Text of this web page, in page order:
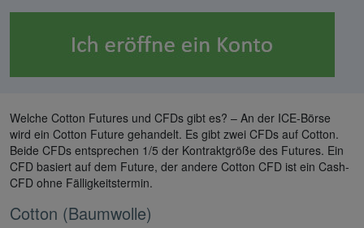
Welche Cotton Futures und CFDs gibt es? – An der ICE-Börse
wird ein Cotton Future gehandelt. Es gibt zwei CFDs auf Cotton.
Beide CFDs entsprechen 1/5 der Kontraktgröße des Futures. Ein
CFD basiert auf dem Future, der andere Cotton CFD ist ein Cash-
CFD ohne Fälligkeitstermin.
Cotton (Baumwolle)